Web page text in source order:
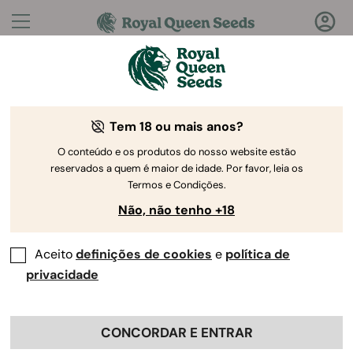
Perguntas?Respostas!
Bem-vindo ao Royal Queen Seeds Help Center
Help Center > Colaborações > Back
Onde posso obter ajuda se tiver
problemas com a minha conta
Tem 18 ou mais anos?
O conteúdo e os produtos do nosso website estão
reservados a quem é maior de idade. Por favor, leia os
Termos e Condições.
Não, não tenho +18
Aceitodefinições de cookies e política de
privacidade
CONCORDAR E ENTRAR